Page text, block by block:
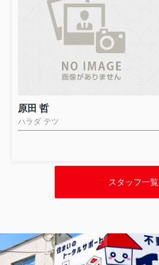
原田 哲
ハラダ テツ
スタッフ一覧